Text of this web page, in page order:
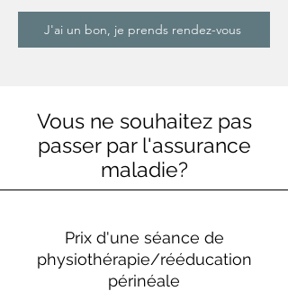
J'ai un bon, je prends rendez-vous
Vous ne souhaitez pas
passer par l'assurance
maladie?
Prix d'une séance de
physiothérapie/rééducation
périnéale